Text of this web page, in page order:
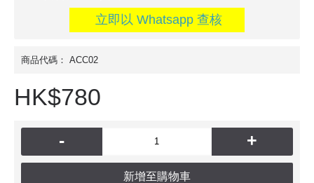
立即以 Whatsapp 查核
商品代碼： ACC02
HK$780
- +
新增至購物車